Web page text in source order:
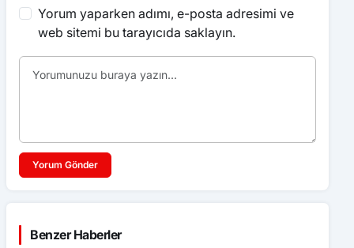
Yorum yaparken adımı, e-posta adresimi ve
web sitemi bu tarayıcıda saklayın.
Yorum Gönder
Benzer Haberler